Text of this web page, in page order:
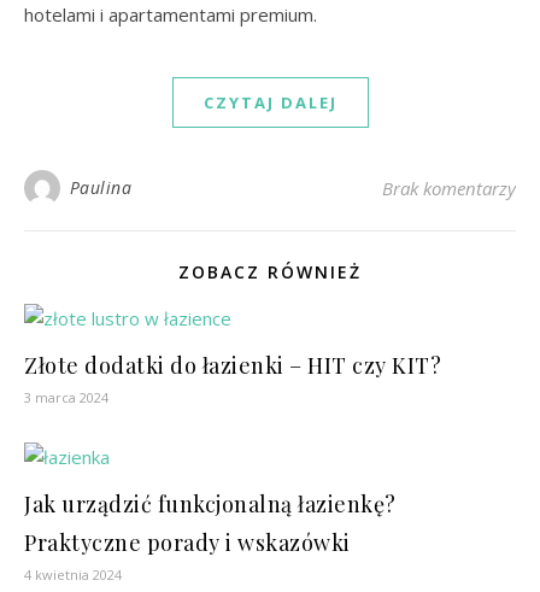
hotelami i apartamentami premium.
CZYTAJ DALEJ
Paulina Brak komentarzy
ZOBACZ RÓWNIEŻ
Złote dodatki do łazienki – HIT czy KIT?
3 marca 2024
Jak urządzić funkcjonalną łazienkę?
Praktyczne porady i wskazówki
4 kwietnia 2024